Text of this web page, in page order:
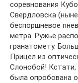
соревнования
Свердловска (ныне
беспоршневое
метра. Ружье
гранатомету.
Прицел из
Слонобой!
была опробована